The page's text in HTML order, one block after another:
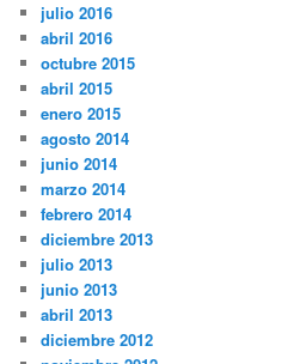
julio 2016
abril 2016
octubre 2015
abril 2015
enero 2015
agosto 2014
junio 2014
marzo 2014
febrero 2014
diciembre 2013
julio 2013
junio 2013
abril 2013
diciembre 2012